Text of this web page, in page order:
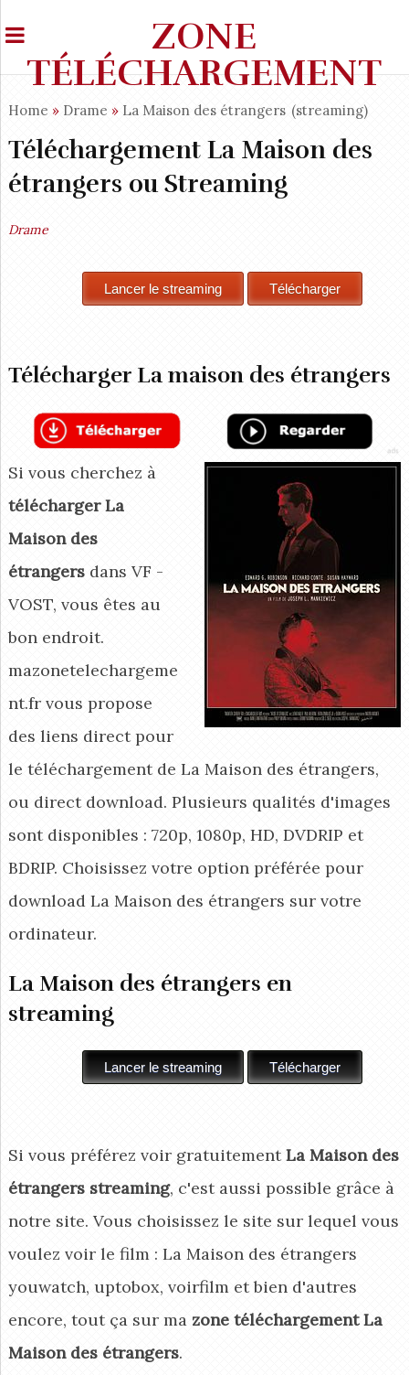
ZONE
TÉLÉCHARGEMENT
Home » Drame » La Maison des étrangers (streaming)
Téléchargement La Maison des
étrangers ou Streaming
Drame
Télécharger La maison des étrangers
Si vous cherchez à
télécharger La
Maison des
étrangersdans VF -
VOST, vous êtes au
bon endroit.
mazonetelechargeme
nt.fr vous propose
des liens direct pour
le téléchargement de La Maison des étrangers,
ou direct download. Plusieurs qualités d'images
sont disponibles : 720p, 1080p, HD, DVDRIP et
BDRIP. Choisissez votre option préférée pour
download La Maison des étrangers sur votre
ordinateur.
La Maison des étrangers en
streaming
Si vous préférez voir gratuitementLa Maison des
étrangers streaming, c'est aussi possible grâce à
notre site. Vous choisissez le site sur lequel vous
voulez voir le film : La Maison des étrangers
youwatch, uptobox, voirfilm et bien d'autres
encore, tout ça sur ma zone téléchargement La
Maison des étrangers.